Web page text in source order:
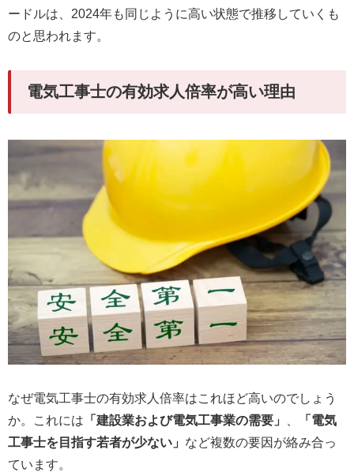
ードルは、2024年も同じように高い状態で推移していくも
のと思われます。
電気工事士の有効求人倍率が高い理由
なぜ電気工事士の有効求人倍率はこれほど高いのでしょう
か。これには 「建設業および電気工事業の需要」
「電気
工事士を目指す若者が少ない」 など複数の要因が絡み合っ
ています。